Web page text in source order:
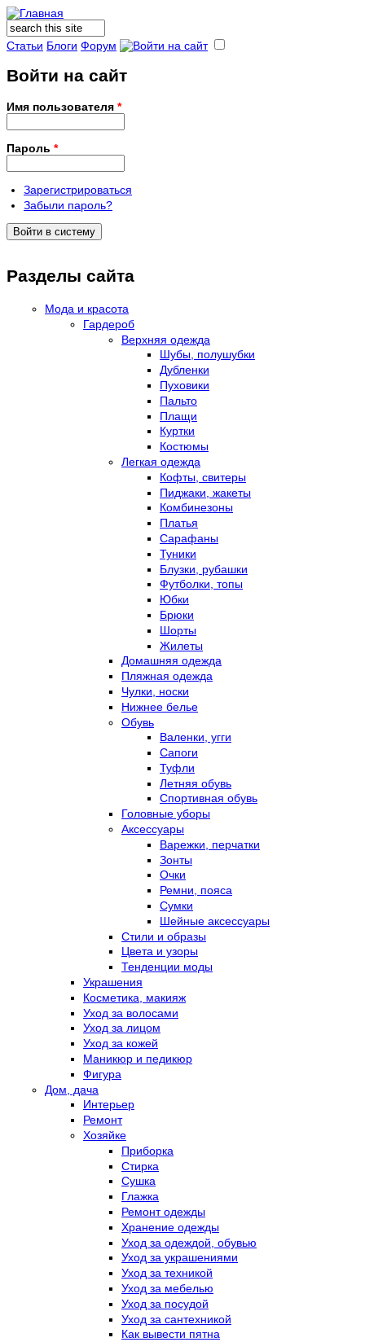
Форма поиска
Поиск
Статьи Блоги Форум
Войти на сайт
Имя пользователя *
Пароль *
Зарегистрироваться
Забыли пароль?
Разделы сайта
Мода и красота
Гардероб
Верхняя одежда
Шубы, полушубки
Дубленки
Пуховики
Пальто
Плащи
Куртки
Костюмы
Легкая одежда
Кофты, свитеры
Пиджаки, жакеты
Комбинезоны
Платья
Сарафаны
Туники
Блузки, рубашки
Футболки, топы
Юбки
Брюки
Шорты
Жилеты
Домашняя одежда
Пляжная одежда
Чулки, носки
Нижнее белье
Обувь
Валенки, угги
Сапоги
Туфли
Летняя обувь
Спортивная обувь
Головные уборы
Аксессуары
Варежки, перчатки
Зонты
Очки
Ремни, пояса
Сумки
Шейные аксессуары
Стили и образы
Цвета и узоры
Тенденции моды
Украшения
Косметика, макияж
Уход за волосами
Уход за лицом
Уход за кожей
Маникюр и педикюр
Фигура
Дом, дача
Интерьер
Ремонт
Хозяйке
Приборка
Стирка
Сушка
Глажка
Ремонт одежды
Хранение одежды
Уход за одеждой, обувью
Уход за украшениями
Уход за техникой
Уход за мебелью
Уход за посудой
Уход за сантехникой
Как вывести пятна